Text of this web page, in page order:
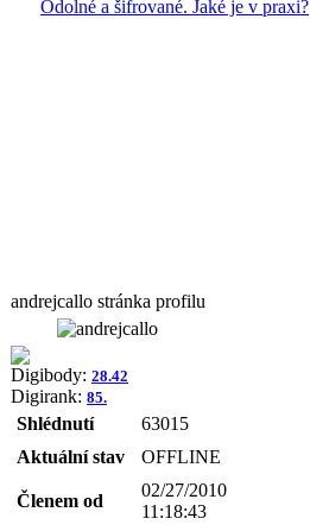
Odolné a šifrované. Jaké je v praxi?
andrejcallo stránka profilu
Digibody: 28.42
Digirank: 85.
Shlédnutí
63015
Aktuální stav
OFFLINE
Členem od
02/27/2010
11:18:43